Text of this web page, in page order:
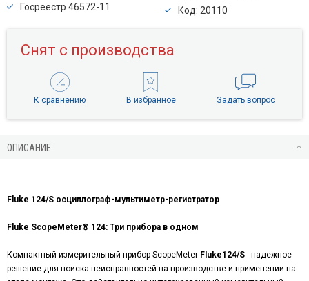
Госреестр 46572-11
Код: 20110
Снят с производства
К сравнению В избранное Задать вопрос
ОПИСАНИЕ
Fluke 124/S осциллограф-мультиметр-регистратор
Fluke ScopeMeter® 124: Три прибора в одном
Компактный измерительный прибор ScopeMeter Fluke124/S - надежное
решение для поиска неисправностей на производстве и применении на